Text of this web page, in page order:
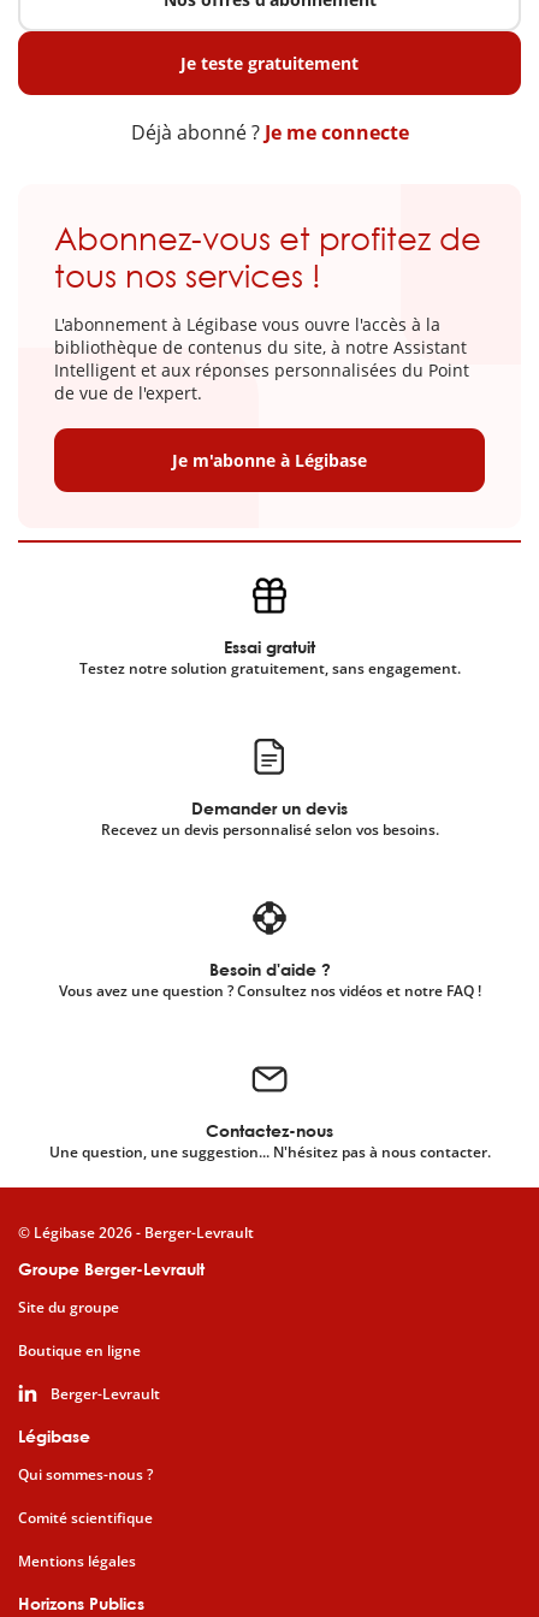
Je teste gratuitement
Déjà abonné ? Je me connecte
Abonnez-vous et profitez de
tous nos services !
L'abonnement à Légibase vous ouvre l'accès à la
bibliothèque de contenus du site, à notre Assistant
Intelligent et aux réponses personnalisées du Point
de vue de l'expert.
Je m'abonne à Légibase
Essai gratuit
Testez notre solution gratuitement, sans engagement.
Demander un devis
Recevez un devis personnalisé selon vos besoins.
Besoin d'aide ?
Vous avez une question ? Consultez nos vidéos et notre FAQ !
Contactez-nous
Une question, une suggestion... N'hésitez pas à nous contacter.
Groupe Berger-Levrault
Site du groupe
Boutique en ligne
Berger-Levrault
Légibase
Qui sommes-nous ?
Comité scientifique
Mentions légales
Horizons Publics
© Légibase 2026 - Berger-Levrault